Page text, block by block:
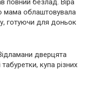
повний безлад. Віра
мама облаштовувала
готуючи для доньок
дверцята
купа різних